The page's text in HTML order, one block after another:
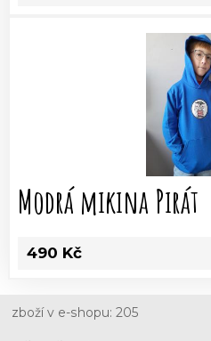
Modrá mikina Pirát
490 Kč
zboží v e-shopu: 205